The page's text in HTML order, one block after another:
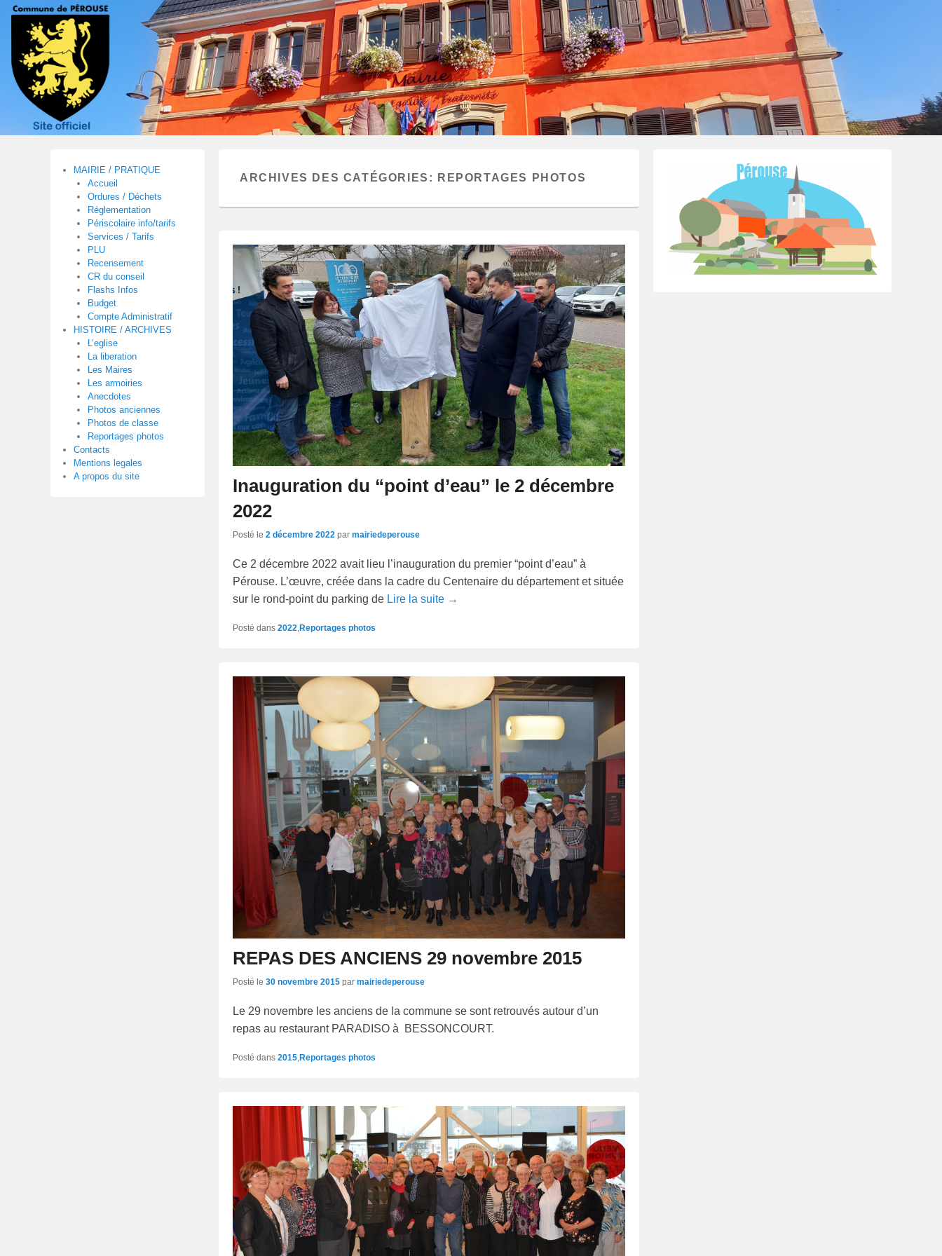
ARCHIVES DES CATÉGORIES: REPORTAGES PHOTOS
Inauguration du “point d’eau” le 2 décembre
2022
Posté le 2 décembre 2022 par mairiedeperouse
Ce 2 décembre 2022 avait lieu l’inauguration du premier “point d’eau” à
Pérouse. L’œuvre, créée dans la cadre du Centenaire du département et située
sur le rond-point du parking de Lire la suite →
Posté dans 2022,Reportages photos
REPAS DES ANCIENS 29 novembre 2015
Posté le 30 novembre 2015 par mairiedeperouse
Le 29 novembre les anciens de la commune se sont retrouvés autour d’un
repas au restaurant PARADISO à BESSONCOURT.
Posté dans 2015,Reportages photos
MAIRIE / PRATIQUE
Accueil
Ordures / Déchets
Réglementation
Périscolaire info/tarifs
Services / Tarifs
PLU
Recensement
CR du conseil
Flashs Infos
Budget
Compte Administratif
HISTOIRE / ARCHIVES
L’eglise
La liberation
Les Maires
Les armoiries
Anecdotes
Photos anciennes
Photos de classe
Reportages photos
Contacts
Mentions legales
A propos du site